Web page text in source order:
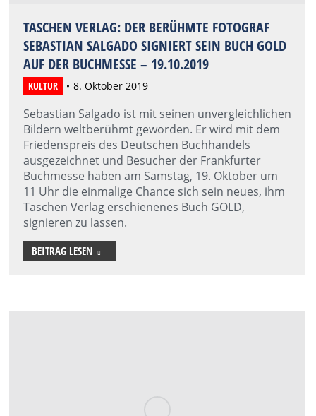
TASCHEN VERLAG: DER BERÜHMTE FOTOGRAF
SEBASTIAN SALGADO SIGNIERT SEIN BUCH GOLD
AUF DER BUCHMESSE – 19.10.2019
KULTUR 8. Oktober 2019
Sebastian Salgado ist mit seinen unvergleichlichen
Bildern weltberühmt geworden. Er wird mit dem
Friedenspreis des Deutschen Buchhandels
ausgezeichnet und Besucher der Frankfurter
Buchmesse haben am Samstag, 19. Oktober um
11 Uhr die einmalige Chance sich sein neues, ihm
Taschen Verlag erschienenes Buch GOLD,
signieren zu lassen.
BEITRAG LESEN